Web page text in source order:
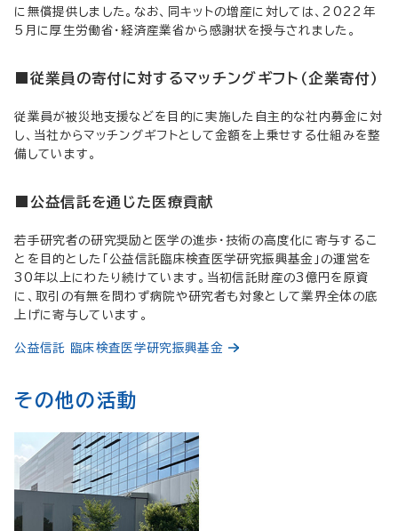
に無償提供しました。なお、同キットの増産に対しては、2022年
5月に厚生労働省・経済産業省から感謝状を授与されました。
■従業員の寄付に対するマッチングギフト（企業寄付）
従業員が被災地支援などを目的に実施した自主的な社内募金に対
し、当社からマッチングギフトとして金額を上乗せする仕組みを整
備しています。
■公益信託を通じた医療貢献
若手研究者の研究奨励と医学の進歩・技術の高度化に寄与するこ
とを目的とした「公益信託臨床検査医学研究振興基金」の運営を
30年以上にわたり続けています。当初信託財産の3億円を原資
に、取引の有無を問わず病院や研究者も対象として業界全体の底
上げに寄与しています。
公益信託 臨床検査医学研究振興基金
その他の活動